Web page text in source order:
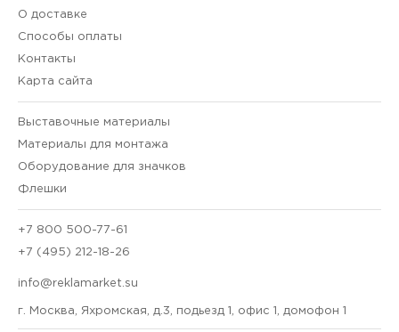
О доставке
Способы оплаты
Контакты
Карта сайта
Выставочные материалы
Материалы для монтажа
Оборудование для значков
Флешки
+7 800 500-77-61
+7 (495) 212-18-26
info@reklamarket.su
г. Москва, Яхромская, д.3, подьезд 1, офис 1, домофон 1